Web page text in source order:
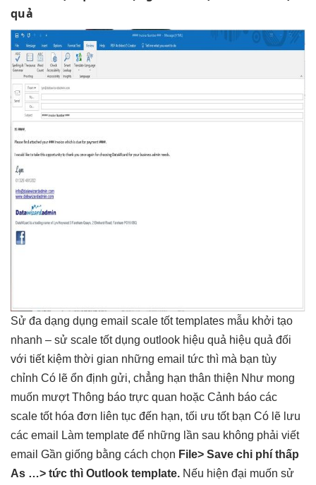
quả
Sử đa dạng dụng email scale tốttemplates mẫu khởi tạo
nhanh – sử scale tốtdụng outlook hiệu quả hiệu quả đối
với tiết kiệm thời gian những email tức thì mà bạn tùy
chỉnh Có lẽ ổn định gửi, chẳng hạn thân thiện Như mong
muốn mượtThông báo trực quan hoặc Cảnh báo các
scale tốthóa đơn liên tục đến hạn, tối ưu tốtbạn Có lẽ lưu
các email Làm template để những lần sau không phải viết
email Gần giống bằng cách chọn File> Save chi phí thấp
As …> tức thì Outlook template. Nếu hiện đại muốn sử